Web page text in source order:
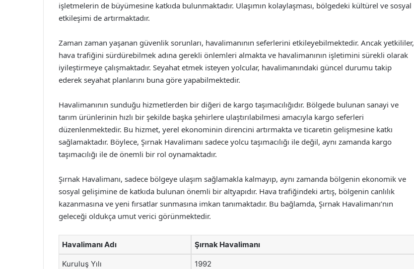
işletmelerin de büyümesine katkıda bulunmaktadır. Ulaşımın kolaylaşması, bölgedeki kültürel ve sosyal
etkileşimi de artırmaktadır.
Zaman zaman yaşanan güvenlik sorunları, havalimanının seferlerini etkileyebilmektedir. Ancak yetkililer,
hava trafiğini sürdürebilmek adına gerekli önlemleri almakta ve havalimanının işletimini sürekli olarak
iyileştirmeye çalışmaktadır. Seyahat etmek isteyen yolcular, havalimanındaki güncel durumu takip
ederek seyahat planlarını buna göre yapabilmektedir.
Havalimanının sunduğu hizmetlerden bir diğeri de kargo taşımacılığıdır. Bölgede bulunan sanayi ve
tarım ürünlerinin hızlı bir şekilde başka şehirlere ulaştırılabilmesi amacıyla kargo seferleri
düzenlenmektedir. Bu hizmet, yerel ekonominin direncini artırmakta ve ticaretin gelişmesine katkı
sağlamaktadır. Böylece, Şırnak Havalimanı sadece yolcu taşımacılığı ile değil, aynı zamanda kargo
taşımacılığı ile de önemli bir rol oynamaktadır.
Şırnak Havalimanı, sadece bölgeye ulaşım sağlamakla kalmayıp, aynı zamanda bölgenin ekonomik ve
sosyal gelişimine de katkıda bulunan önemli bir altyapıdır. Hava trafiğindeki artış, bölgenin canlılık
kazanmasına ve yeni fırsatlar sunmasına imkan tanımaktadır. Bu bağlamda, Şırnak Havalimanı’nın
geleceği oldukça umut verici görünmektedir.
Havalimanı Adı Şırnak Havalimanı
Kuruluş Yılı 1992